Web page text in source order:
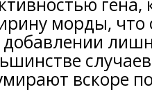
гена,
морды, что
добавлении
вскоре